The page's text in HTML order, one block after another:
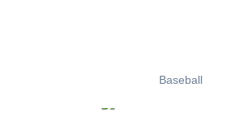
Baseball